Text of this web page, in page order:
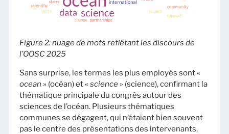
Figure 2: nuage de mots reflétant les discours de
l’OOSC 2025
Sans surprise, les termes les plus employés sont «
ocean » (océan) et « science » (science), confirmant la
thématique principale du congrès autour des
sciences de l’océan. Plusieurs thématiques
communes se dégagent, qui n’étaient bien souvent
pas le centre des présentations des intervenants,